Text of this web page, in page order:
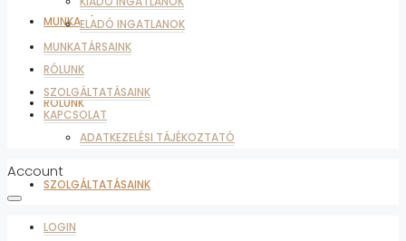
MUNKATÁRSAINK
RÓLUNK
SZOLGÁLTATÁSAINK
ELADÓ INGATLANOK
MUNKATÁRSAINK
RÓLUNK
SZOLGÁLTATÁSAINK
KAPCSOLAT
ADATKEZELÉSI TÁJÉKOZTATÓ
Account
LOGIN